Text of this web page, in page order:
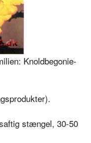
Knoldbegonie­
stængel, 30-50